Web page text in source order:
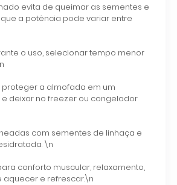
evita de queimar as sementes e
a potência pode variar entre
o uso, selecionar tempo menor
proteger a almofada em um
deixar no freezer ou congelador
com sementes de linhaça e
\n
conforto muscular, relaxamento,
aquecer e refrescar.\n